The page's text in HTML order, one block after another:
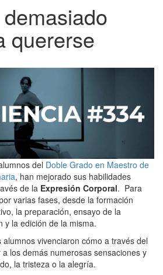
quererse
del Doble Grado en Maestro de
, han mejorado sus habilidades
de la Expresión Corporal. Para
varias fases, desde la formación
la preparación, ensayo de la
y la edición de la misma.
vivenciaron cómo a través del
los demás numerosas sensaciones y
la tristeza o la alegría.